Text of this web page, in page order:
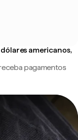
americanos,
pagamentos